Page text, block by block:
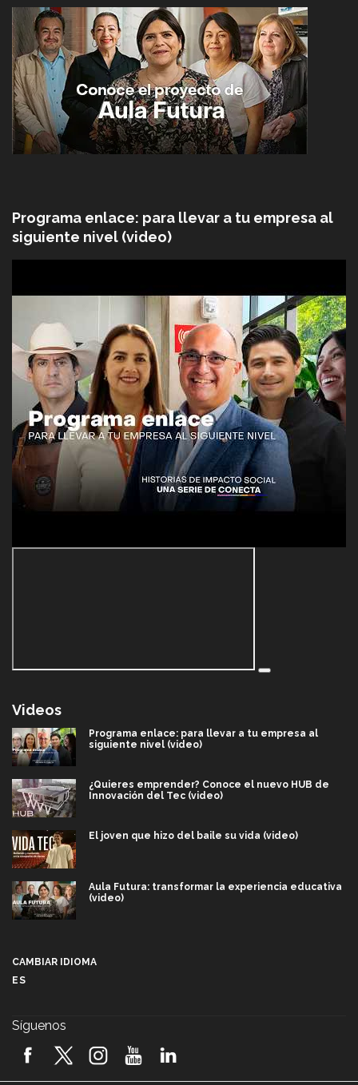
Programa enlace: para llevar a tu empresa al
siguiente nivel (video)
Videos
Programa enlace: para llevar a tu empresa al
siguiente nivel (video)
¿Quieres emprender? Conoce el nuevo HUB de
Innovación del Tec (video)
El joven que hizo del baile su vida (video)
Aula Futura: transformar la experiencia educativa
(video)
2026! (video)
CAMBIAR IDIOMA
ES
Síguenos